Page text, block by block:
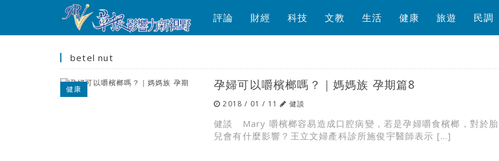
評論 財經 科技 文教 生活 健康 旅遊 民調
betel nut
健康 孕婦可以嚼檳榔嗎？｜媽媽族 孕期篇8
2018 / 01 / 11 健談
健談 Mary 嚼檳榔容易造成口腔病變，若是孕婦嚼食檳榔，對於胎
兒會有什麼影響？王立文婦產科診所施俊宇醫師表示 […]